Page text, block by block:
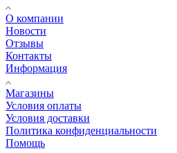
О компании
Новости
Отзывы
Контакты
Информация
Магазины
Условия оплаты
Условия доставки
Политика конфиденциальности
Помощь